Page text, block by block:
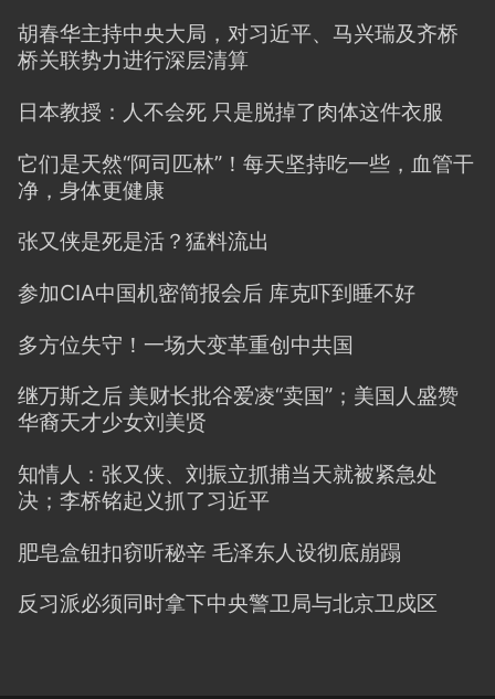
胡春华主持中央大局，对习近平、马兴瑞及齐桥
桥关联势力进行深层清算
日本教授：人不会死 只是脱掉了肉体这件衣服
它们是天然“阿司匹林”！每天坚持吃一些，血管干
净，身体更健康
张又侠是死是活？猛料流出
参加CIA中国机密简报会后 库克吓到睡不好
多方位失守！一场大变革重创中共国
继万斯之后 美财长批谷爱凌“卖国”；美国人盛赞
华裔天才少女刘美贤
知情人：张又侠、刘振立抓捕当天就被紧急处
决；李桥铭起义抓了习近平
肥皂盒钮扣窃听秘辛 毛泽东人设彻底崩蹋
反习派必须同时拿下中央警卫局与北京卫戍区